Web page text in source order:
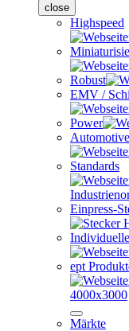
close
Highspeed
Robust
EMV /
Power
Automotive
Standards
Einpress-
ept
Märkte